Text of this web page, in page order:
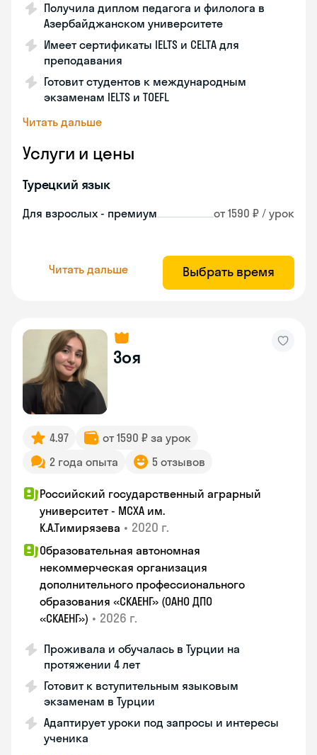
Получила диплом педагога и филолога в
Азербайджанском университете
Имеет сертификаты IELTS и CELTA для
преподавания
Готовит студентов к международным
экзаменам IELTS и TOEFL
Читать дальше
Услуги и цены
Турецкий язык
Для взрослых - премиум от 1590 ₽ / урок
Читать дальше Выбрать время
Зоя
4.97
от 1590 ₽ за урок
2 года опыта
5 отзывов
Российский государственный аграрный
университет - МСХА им.
К.А.Тимирязева • 2020 г.
Образовательная автономная
некоммерческая организация
дополнительного профессионального
образования «СКАЕНГ» (ОАНО ДПО
«СКАЕНГ») • 2026 г.
Проживала и обучалась в Турции на
протяжении 4 лет
Готовит к вступительным языковым
экзаменам в Турции
Адаптирует уроки под запросы и интересы
ученика